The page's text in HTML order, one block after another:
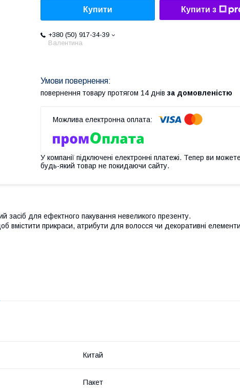
Купити Купити з
+380 (50) 917-34-39
Валентина
повернення товару протягом 14 днів за домовленістю
У компанії підключені електронні платежі. Тепер ви
будь-який товар не покидаючи сайту.
засіб для ефектного пакування невеликого презенту.
вмістити прикраси, атрибути для волосся чи декоративні
Китай
Пакет